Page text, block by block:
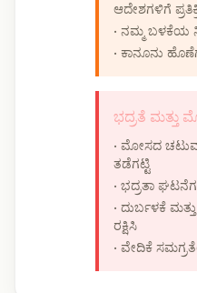
ಆದೇಶಗಳಿಗೆ
• ನಮ್ಮ ಬಳಕೆಯ
• ಕಾನೂನು
ಭದ್ರತೆ ಮತ್ತು
• ಮೋಸದ
ತಡೆಗಟ್ಟಿ
• ಭದ್ರತಾ
• ದುರ್ಬಳಕೆ
ರಕ್ಷಿಸಿ
• ವೇದಿಕೆ